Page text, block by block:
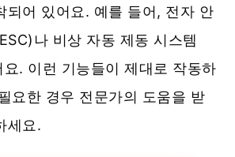
되어 있어요. 예를 들어, 전자 안
나 비상 자동 제동 시스템
. 이런 기능들이 제대로 작동하
요한 경우 전문가의 도움을 받
세요.